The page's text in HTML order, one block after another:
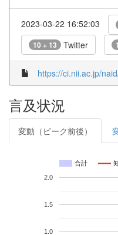
2023-03-22 16:52:03
10 + 13 Twitter
https://ci.nii.ac.jp/
言及状況
変動（ピーク前後）
合計
1.0
1.5
2.0